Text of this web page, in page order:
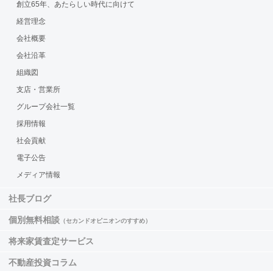
創立65年、あたらしい時代に向けて
経営理念
会社概要
会社沿革
組織図
支店・営業所
グループ会社一覧
採用情報
社会貢献
電子公告
メディア情報
社長ブログ
個別無料相談 （セカンドオピニオンのすすめ）
将来家賃査定サービス
不動産投資コラム